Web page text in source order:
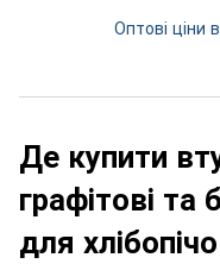
Оптові ціни
Де купити
графітові та
для